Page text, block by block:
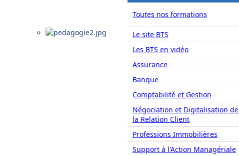
Toutes nos formations
Le site BTS
Les BTS en vidéo
Assurance
Banque
Comptabilité et Gestion
Négociation et Digitalisation de
la Relation Client
Professions Immobilières
Support à l'Action Managériale